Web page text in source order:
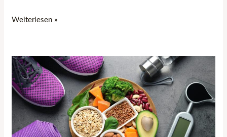
Weiterlesen »
Der
Einfluss
der
Ernährung
die